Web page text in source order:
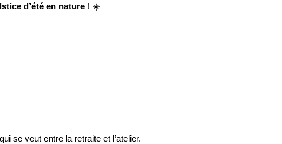
d’été en nature ! ☀️
se veut entre la retraite et l’atelier.